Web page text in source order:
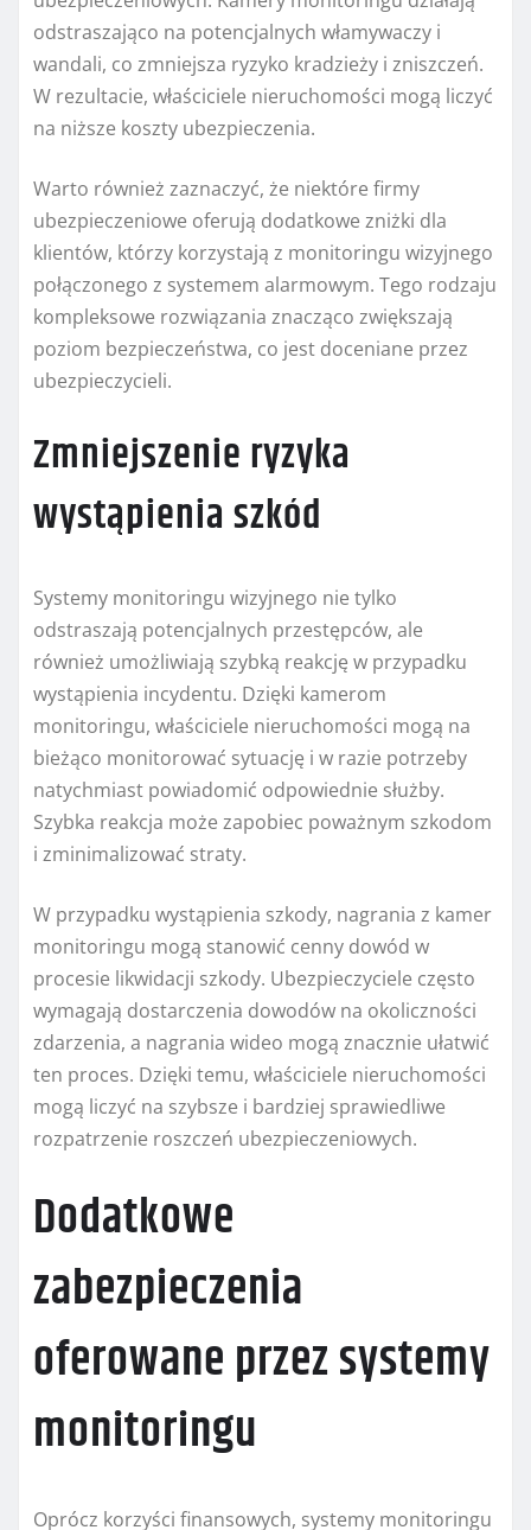
odstraszająco na potencjalnych włamywaczy i
wandali, co zmniejsza ryzyko kradzieży i zniszczeń.
W rezultacie, właściciele nieruchomości mogą liczyć
na niższe koszty ubezpieczenia.
Warto również zaznaczyć, że niektóre firmy
ubezpieczeniowe oferują dodatkowe zniżki dla
klientów, którzy korzystają z monitoringu wizyjnego
połączonego z systemem alarmowym. Tego rodzaju
kompleksowe rozwiązania znacząco zwiększają
poziom bezpieczeństwa, co jest doceniane przez
ubezpieczycieli.
Zmniejszenie ryzyka
wystąpienia szkód
Systemy monitoringu wizyjnego nie tylko
odstraszają potencjalnych przestępców, ale
również umożliwiają szybką reakcję w przypadku
wystąpienia incydentu. Dzięki kamerom
monitoringu, właściciele nieruchomości mogą na
bieżąco monitorować sytuację i w razie potrzeby
natychmiast powiadomić odpowiednie służby.
Szybka reakcja może zapobiec poważnym szkodom
i zminimalizować straty.
W przypadku wystąpienia szkody, nagrania z kamer
monitoringu mogą stanowić cenny dowód w
procesie likwidacji szkody. Ubezpieczyciele często
wymagają dostarczenia dowodów na okoliczności
zdarzenia, a nagrania wideo mogą znacznie ułatwić
ten proces. Dzięki temu, właściciele nieruchomości
mogą liczyć na szybsze i bardziej sprawiedliwe
rozpatrzenie roszczeń ubezpieczeniowych.
Dodatkowe
zabezpieczenia
oferowane przez systemy
monitoringu
Oprócz korzyści finansowych, systemy monitoringu